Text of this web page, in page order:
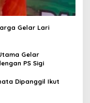
Gelar Lari
Gelar
PS Sigi
Dipanggil Ikut